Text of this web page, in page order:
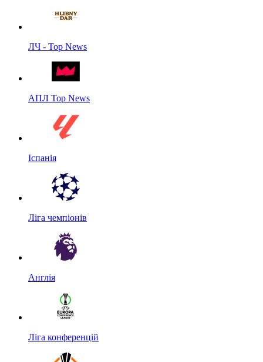
ЛЧ - Top News
АПЛ Top News
Іспанія
Ліга чемпіонів
Англія
Ліга конференцій